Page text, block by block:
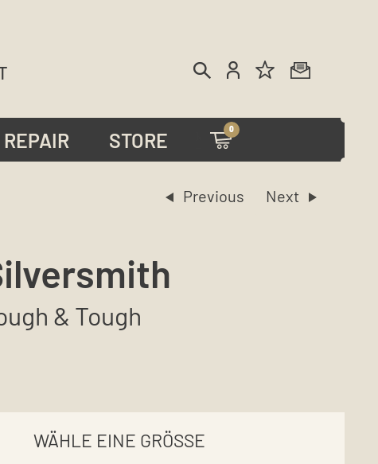
REPAIR STORE 0
& Tough